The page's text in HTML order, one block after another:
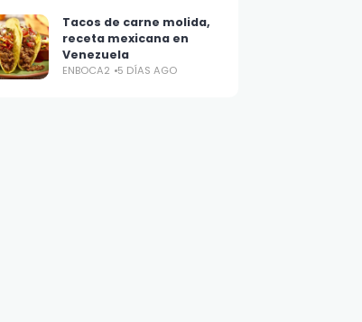
Tacos de carne molida,
receta mexicana en
Venezuela
ENBOCA2 5 DÍAS AGO